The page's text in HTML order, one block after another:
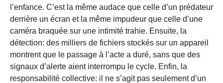
l’enfance. C’est la même audace que celle d’un prédateur
derrière un écran et la même impudeur que celle d’une
caméra braquée sur une intimité trahie. Ensuite, la
détection: des milliers de fichiers stockés sur un appareil
montrent que le passage à l’acte a duré, sans que des
signaux d’alerte aient interrompu le cycle. Enfin, la
responsabilité collective: il ne s’agit pas seulement d’un